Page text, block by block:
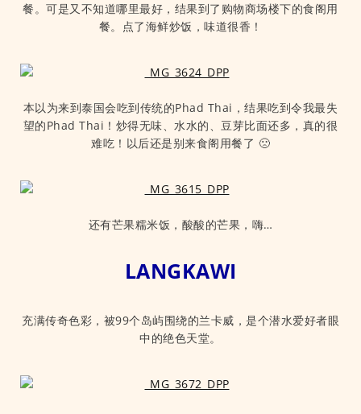
餐。可是又不知道哪里最好，结果到了购物商场楼下的食阁用
餐。点了海鲜炒饭，味道很香！
本以为来到泰国会吃到传统的Phad Thai，结果吃到令我最失
望的Phad Thai！炒得无味、水水的、豆芽比面还多，真的很
难吃！以后还是别来食阁用餐了 🙁
还有芒果糯米饭，酸酸的芒果，嗨…
LANGKAWI
充满传奇色彩，被99个岛屿围绕的兰卡威，是个潜水爱好者眼
中的绝色天堂。